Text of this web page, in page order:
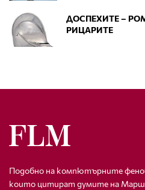
ДОСПЕХИТЕ –
РИЦАРИТЕ
Подобно на компютърните
които цитират думите на